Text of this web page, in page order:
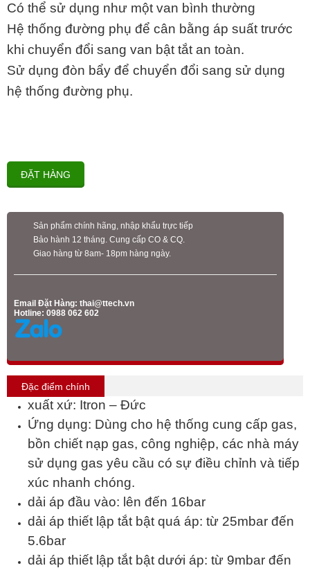
Có thể sử dụng như một van bình thường
Hệ thống đường phụ để cân bằng áp suất trước
khi chuyển đổi sang van bật tắt an toàn.
Sử dụng đòn bẩy để chuyển đổi sang sử dụng
hệ thống đường phụ.
ĐẶT HÀNG
Sản phẩm chính hãng, nhập khẩu trực tiếp
Bảo hành 12 tháng. Cung cấp CO & CQ.
Giao hàng từ 8am- 18pm hàng ngày.
Email Đặt Hàng: thai@ttech.vn
Hotline: 0988 062 602
Đặc điểm chính
xuất xứ: Itron – Đức
Ứng dụng: Dùng cho hệ thống cung cấp gas,
bồn chiết nạp gas, công nghiệp, các nhà máy
sử dụng gas yêu cầu có sự điều chỉnh và tiếp
xúc nhanh chóng.
dải áp đầu vào: lên đến 16bar
dải áp thiết lập tắt bật quá áp: từ 25mbar đến
5.6bar
dải áp thiết lập tắt bật dưới áp: từ 9mbar đến